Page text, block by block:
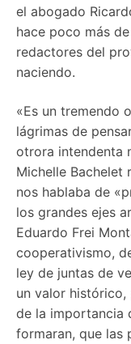
el abogado
hace poco más
redactores del
naciendo.
«Es un tremendo
lágrimas de
otrora intendenta
Michelle Bachelet
nos hablaba de
los grandes ejes
Eduardo Frei
cooperativismo,
ley de juntas de
un valor
de la importancia
formaran, que las